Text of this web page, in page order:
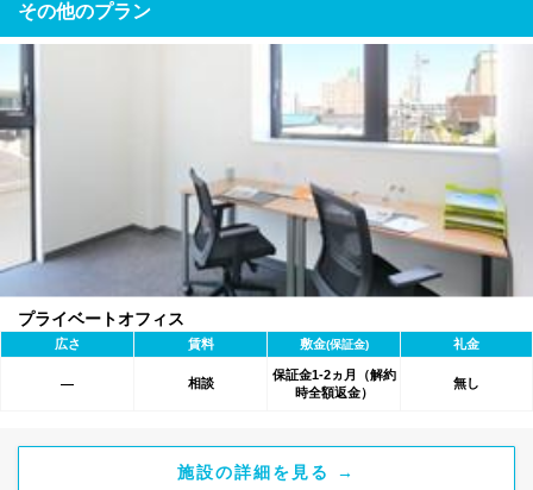
その他のプラン
プライベートオフィス
広さ 賃料 敷金(保証金) 礼金
― 相談
保証金1-2ヵ月（解約
時全額返金）
無し
施設の詳細を見る →